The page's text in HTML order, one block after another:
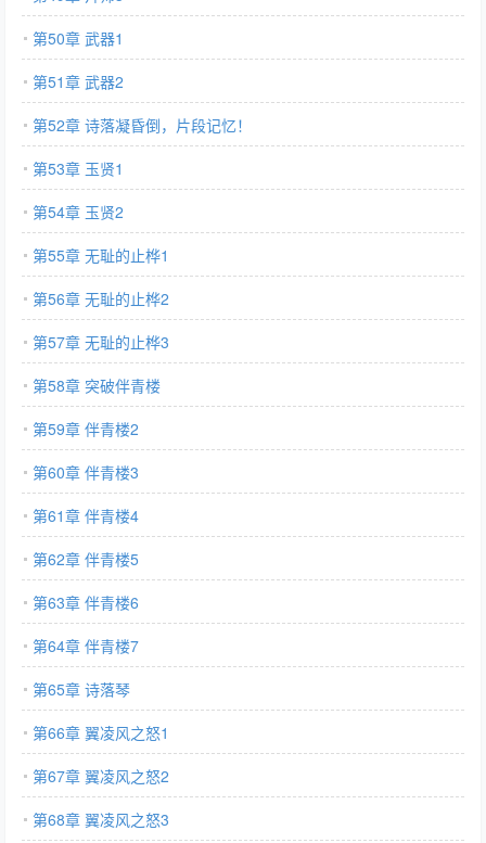
第50章 武器1
第51章 武器2
第52章 诗落凝昏倒，片段记忆！
第53章 玉贤1
第54章 玉贤2
第55章 无耻的止桦1
第56章 无耻的止桦2
第57章 无耻的止桦3
第58章 突破伴青楼
第59章 伴青楼2
第60章 伴青楼3
第61章 伴青楼4
第62章 伴青楼5
第63章 伴青楼6
第64章 伴青楼7
第65章 诗落琴
第66章 翼凌风之怒1
第67章 翼凌风之怒2
第68章 翼凌风之怒3